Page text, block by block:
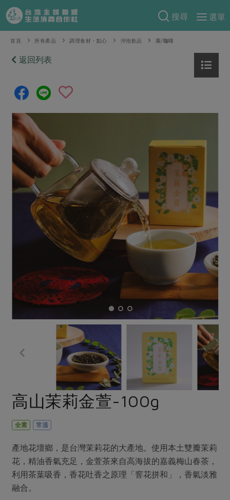
搜尋
選單
產品分類
當季蔬果
芽苗類
辛香料類
奶蛋豆・五穀
蛋 乳製品
豆製品 米麵雜糧
肉品・水產
水產
調理食材・點心
調味醬料/南北貨 烘焙
休閒零嘴 沖泡飲品
個人清潔
家庭清潔 織品
日用品
最新產品
優惠專區
食譜料理
食材
麵食
肉食
海鮮
常備菜
蛋料理
烘焙．點心
湯品．鍋物
主題食譜
養身食補
節慶大餐
特別企畫
預購活動
把最好的台灣味帶回家！
防災用品預購圓滿結束
2026年端午節預購圓滿結束
更多預購活動
當季產品
合作25-經典快閃最後一週
合作25-精選產品第四彈
合作25-精選產品第三彈
更多當季產品
主婦聯盟X樂齡網特約優惠案
30%rPET紅烏龍茶
2024農業發展計畫年度報告
更多議題活動
把最好的台灣味帶回家！
綠主張
觀點文章
主婦食堂 一籃菜真心話
社內大小事 合作聯合國
產品故事 生活提案
樂齡生活 親子食育
減硝酸鹽
非基改運動 支持本土農糧
廢核運動 能源議題
公益金 食農教育
生活者e週報
綠主張月刊
典藏閱覽室
關於合作社
認識合作社
關於我們
合作社組織
員工與求才
自主把關
檢驗報告
社員權益
選舉專區
最新消息
媒體報導
下載專區
重要公告
首頁 所有產品 調理食材・點心 沖泡飲品 茶/咖啡
返回列表
高山茉莉金萱-100g
全素 常溫
產地花壇鄉，是台灣茉莉花的大產地。使用本土雙瓣茉莉
花，精油香氣充足，金萱茶來自高海拔的嘉義梅山春茶，
利用茶葉吸香，香花吐香之原理「窨花拼和」，香氣淡雅
融合。